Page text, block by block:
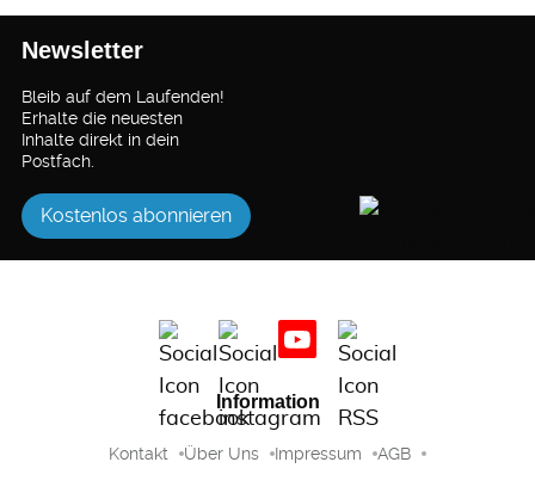
Newsletter
Bleib auf dem Laufenden!
Erhalte die neuesten
Inhalte direkt in dein
Postfach.
Kostenlos abonnieren
Information
Kontakt Über Uns Impressum AGB